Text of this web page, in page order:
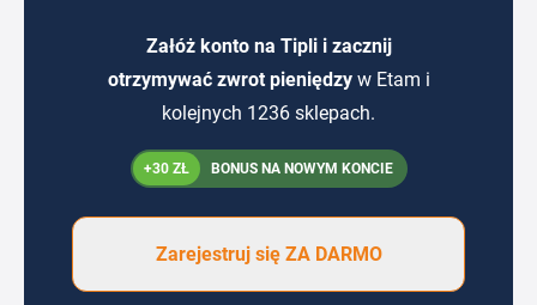
Załóż konto na Tipli i zacznij
otrzymywać zwrot pieniędzy w Etam i
kolejnych 1236 sklepach.
+30 ZŁ BONUS NA NOWYM KONCIE
Zarejestruj się ZA DARMO